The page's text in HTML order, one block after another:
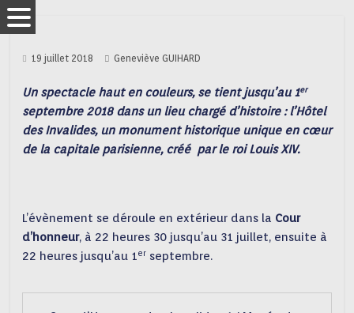
19 juillet 2018 Geneviève GUIHARD
Un spectacle haut en couleurs, se tient jusqu’au 1er
septembre 2018 dans un lieu chargé d’histoire : l’Hôtel
des Invalides, un monument historique unique en cœur
de la capitale parisienne, créé par le roi Louis XIV.
L’évènement se déroule en extérieur dans la Cour
d’honneur, à 22 heures 30 jusqu’au 31 juillet, ensuite à
22 heures jusqu’au 1er septembre.